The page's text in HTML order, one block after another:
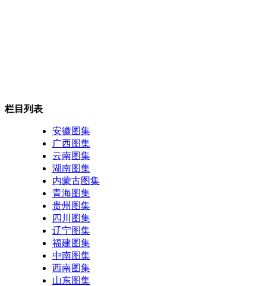
栏目列表
安徽图集
广西图集
云南图集
湖南图集
内蒙古图集
青海图集
贵州图集
四川图集
辽宁图集
福建图集
中南图集
西南图集
山东图集